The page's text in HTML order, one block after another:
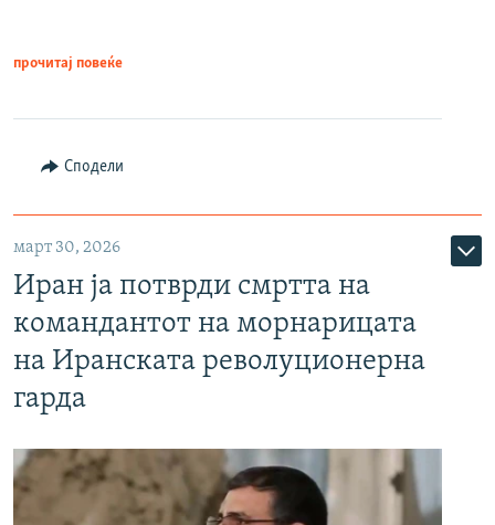
прочитај повеќе
Сподели
март 30, 2026
Иран ја потврди смртта на
командантот на морнарицата
на Иранската револуционерна
гарда